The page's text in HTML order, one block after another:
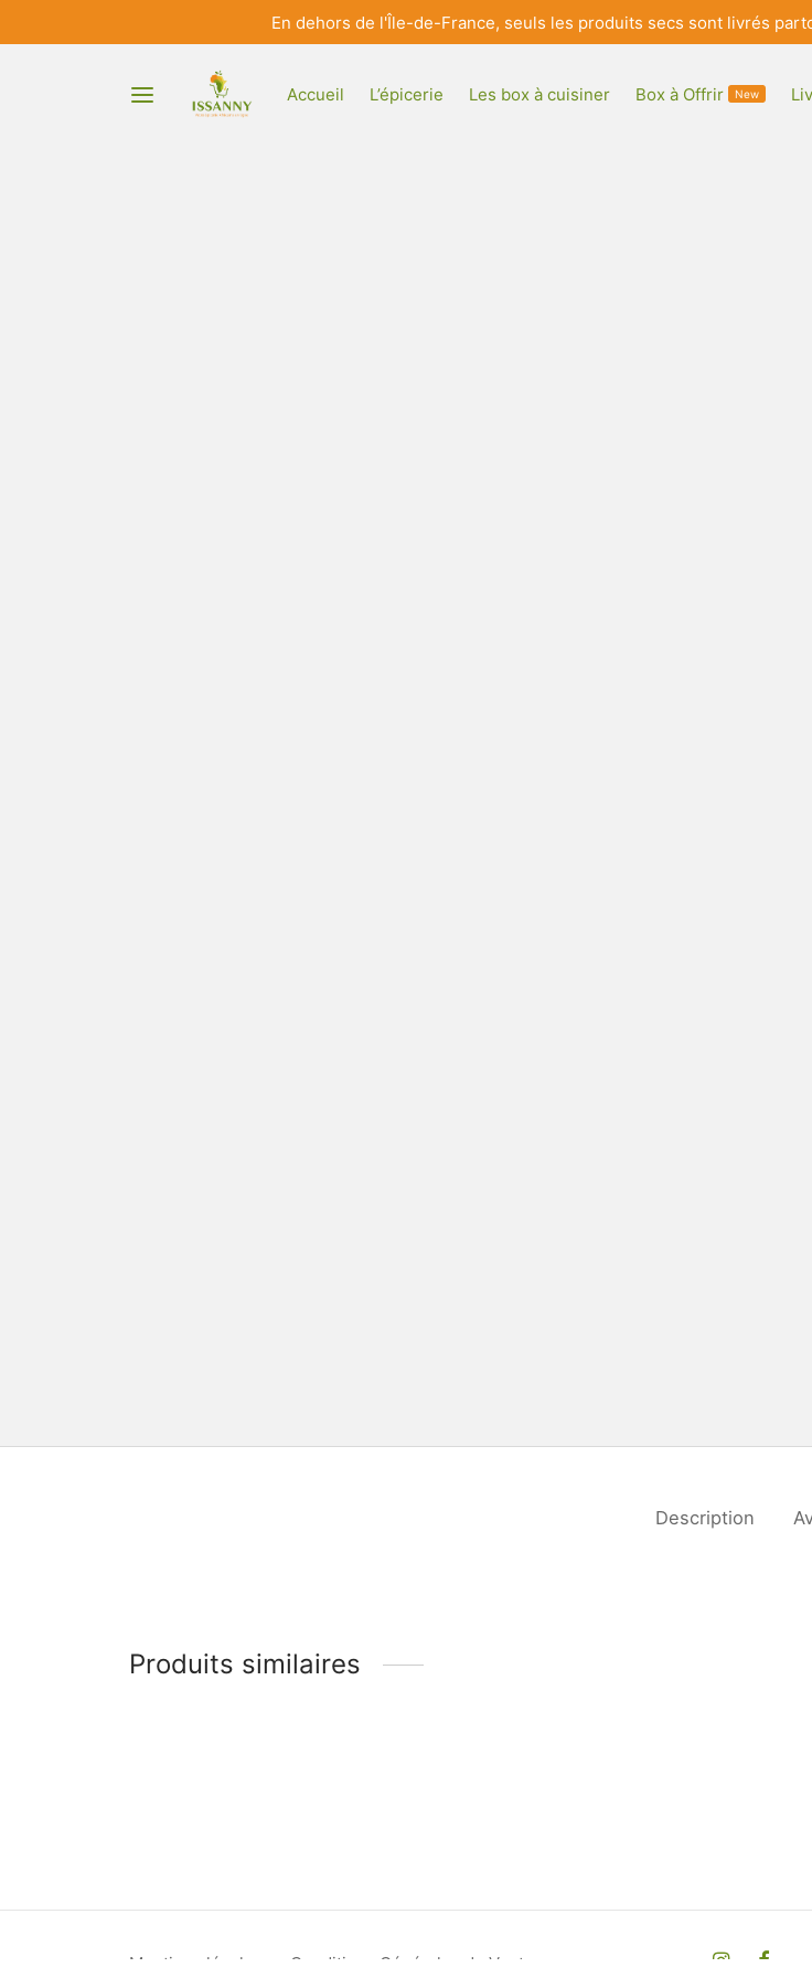
En dehors de l'Île-de-France, seuls les produits secs sont livrés
Accueil L’épicerie Les box à cuisiner Box à Offrir New
Description
Produits similaires
Mentions légales Conditions Générales de Ventes